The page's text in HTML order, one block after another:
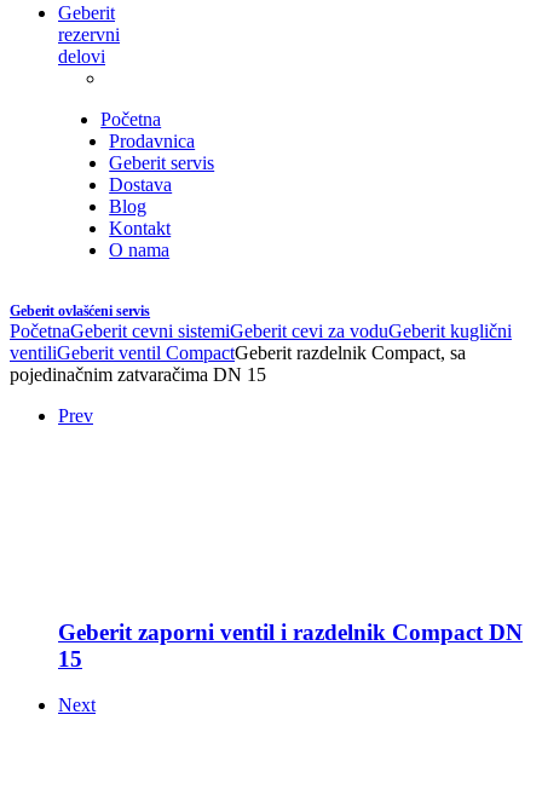
Geberit
rezervni
delovi
Početna
Prodavnica
Geberit servis
Dostava
Blog
Kontakt
O nama
Geberit ovlašćeni servis
PočetnaGeberit cevni sistemiGeberit cevi za voduGeberit kuglični
ventiliGeberit ventil CompactGeberit razdelnik Compact, sa
pojedinačnim zatvaračima DN 15
Prev
Geberit zaporni ventil i razdelnik Compact DN
15
Next